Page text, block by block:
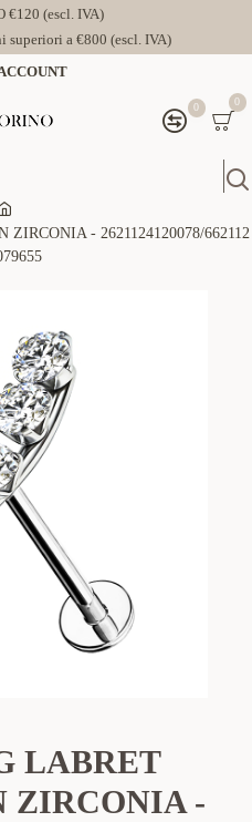
€120 (escl. IVA)
superiori a €800 (escl. IVA)
0 0
ZIRCONIA - 2621124120078/662112
LABRET
ZIRCONIA -